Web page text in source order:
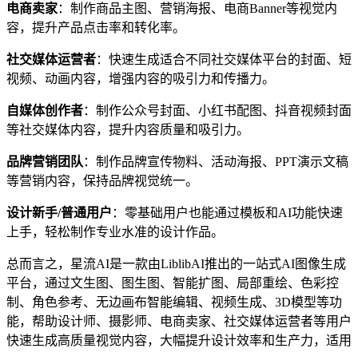
电商卖家：制作商品主图、营销海报、电商Banner等视觉内
容，提升产品点击率和转化率。
社交媒体运营者：快速生成适合不同社交媒体平台的封面、短
视频、动画内容，增强内容的吸引力和传播力。
自媒体创作者：制作公众号封面、小红书配图、抖音视频封面
等社交媒体内容，提升内容质量和吸引力。
品牌营销团队 ：制作品牌宣传物料、活动海报、PPT演示文稿
等营销内容，保持品牌视觉统一。
设计新手/普通用户 ：零基础用户也能通过模板和AI功能快速
上手，轻松制作专业水准的设计作品。
总而言之，星流AI是一款由LiblibAI推出的一站式AI图像生成
平台，通过文生图、图生图、智能扩图、局部重绘、色彩控
制、角色参考、无边画布智能编辑、视频生成、3D模型等功
能，帮助设计师、摄影师、电商卖家、社交媒体运营者等用户
快速生成高质量视觉内容，大幅提升设计效率和生产力，适用